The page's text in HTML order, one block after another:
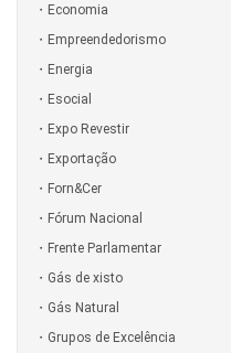
Economia
Empreendedorismo
Energia
Esocial
Expo Revestir
Exportação
Forn&Cer
Fórum Nacional
Frente Parlamentar
Gás de xisto
Gás Natural
Grupos de Excelência